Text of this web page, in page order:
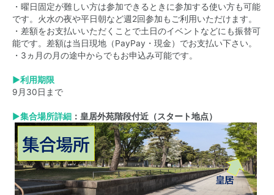
・ 曜日固定が難しい方は参加できるときに参加する使い方も可能
です。火水の夜や平日朝など週2回参加もご利用いただけます。
・ 差額をお支払いいただくことで土日のイベントなどにも振替可
能です。差額は当日現地（PayPay・現金）でお支払い下さい。
・3ヵ月の月の途中からでもお申込み可能です。
▶利用期限
9月30日まで
▶集合場所詳細 ：皇居外苑階段付近（スタート地点）